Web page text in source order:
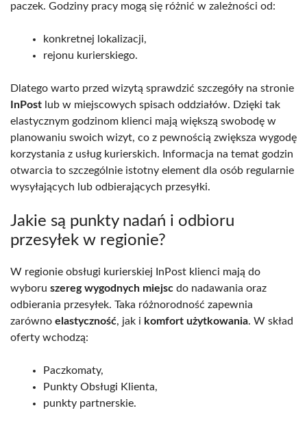
paczek. Godziny pracy mogą się różnić w zależności od:
konkretnej lokalizacji,
rejonu kurierskiego.
Dlatego warto przed wizytą sprawdzić szczegóły na stronie
InPost lub w miejscowych spisach oddziałów. Dzięki tak
elastycznym godzinom klienci mają większą swobodę w
planowaniu swoich wizyt, co z pewnością zwiększa wygodę
korzystania z usług kurierskich. Informacja na temat godzin
otwarcia to szczególnie istotny element dla osób regularnie
wysyłających lub odbierających przesyłki.
Jakie są punkty nadań i odbioru
przesyłek w regionie?
W regionie obsługi kurierskiej InPost klienci mają do
wyboru szereg wygodnych miejsc do nadawania oraz
odbierania przesyłek. Taka różnorodność zapewnia
zarówno elastyczność, jak i komfort użytkowania. W skład
oferty wchodzą:
Paczkomaty,
Punkty Obsługi Klienta,
punkty partnerskie.